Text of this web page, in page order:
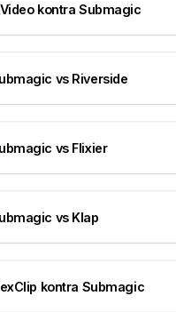
kontra Submagic
vs Riverside
vs Flixier
vs Klap
kontra Submagic